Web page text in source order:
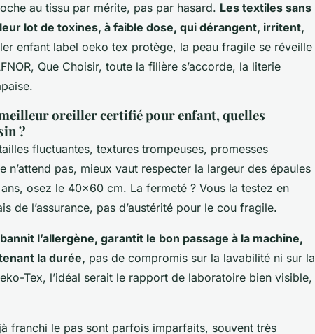
au tissu par mérite, pas par hasard. Les textiles sans
lot de toxines, à faible dose, qui dérangent, irritent,
enfant label oeko tex protège, la peau fragile se réveille
Que Choisir, toute la filière s’accorde, la literie
oreiller certifié pour enfant, quelles
?
fluctuantes, textures trompeuses, promesses
n’attend pas, mieux vaut respecter la largeur des épaules
ans, osez le 40x60 cm. La fermeté ? Vous la testez en
de l’assurance, pas d’austérité pour le cou fragile.
l’allergène, garantit le bon passage à la machine,
la durée, pas de compromis sur la lavabilité ni sur la
Tex, l’idéal serait le rapport de laboratoire bien visible,
franchi le pas sont parfois imparfaits, souvent très